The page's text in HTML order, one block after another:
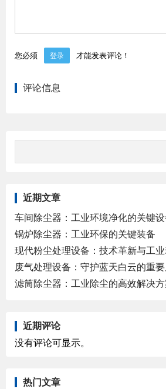
您必须 登录 才能发表评论！
评论信息
近期文章
车间除尘器：工业环境净化的关键
锅炉除尘器：工业环保的关键装备
现代粉尘处理设备：技术革新与工
废气处理设备：守护蓝天白云的重
滤筒除尘器：工业除尘的高效解决
近期评论
没有评论可显示。
热门文章